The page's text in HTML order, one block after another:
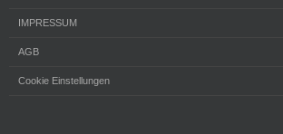
IMPRESSUM
AGB
Cookie Einstellungen